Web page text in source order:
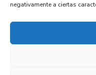
negativamente a ciertas
POLÍTICA DE